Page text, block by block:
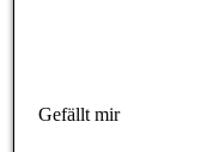
Gefällt mir